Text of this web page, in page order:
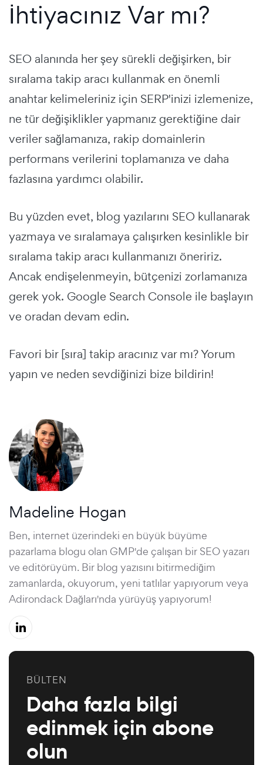
İhtiyacınız Var mı?
SEO alanında her şey sürekli değişirken, bir
sıralama takip aracı kullanmak en önemli
anahtar kelimeleriniz için SERP'inizi izlemenize,
ne tür değişiklikler yapmanız gerektiğine dair
veriler sağlamanıza, rakip domainlerin
performans verilerini toplamanıza ve daha
fazlasına yardımcı olabilir.
Bu yüzden evet, blog yazılarını SEO kullanarak
yazmaya ve sıralamaya çalışırken kesinlikle bir
sıralama takip aracı kullanmanızı öneririz.
Ancak endişelenmeyin, bütçenizi zorlamanıza
gerek yok. Google Search Console ile başlayın
ve oradan devam edin.
Favori bir [sıra] takip aracınız var mı? Yorum
yapın ve neden sevdiğinizi bize bildirin!
Madeline Hogan
Ben, internet üzerindeki en büyük büyüme
pazarlama blogu olan GMP'de çalışan bir SEO yazarı
ve editörüyüm. Bir blog yazısını bitirmediğim
zamanlarda, okuyorum, yeni tatlılar yapıyorum veya
Adirondack Dağları'nda yürüyüş yapıyorum!
BÜLTEN
Daha fazla bilgi
edinmek için abone
olun